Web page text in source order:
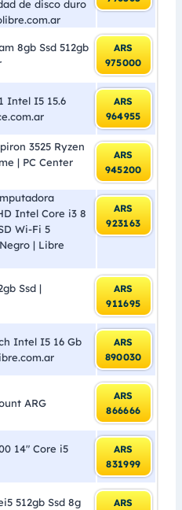
de disco duro
8gb Ssd 512gb
ARS
975000
Intel I5 15.6
ARS
964955
3525 Ryzen
| PC Center
ARS
945200
Intel Core i3 8
Wi-Fi 5
| Libre
ARS
923163
Ssd |
ARS
911695
Intel I5 16 Gb
ARS
890030
ARG
ARS
866666
14″ Core i5
ARS
831999
512gb Ssd 8g
ARS